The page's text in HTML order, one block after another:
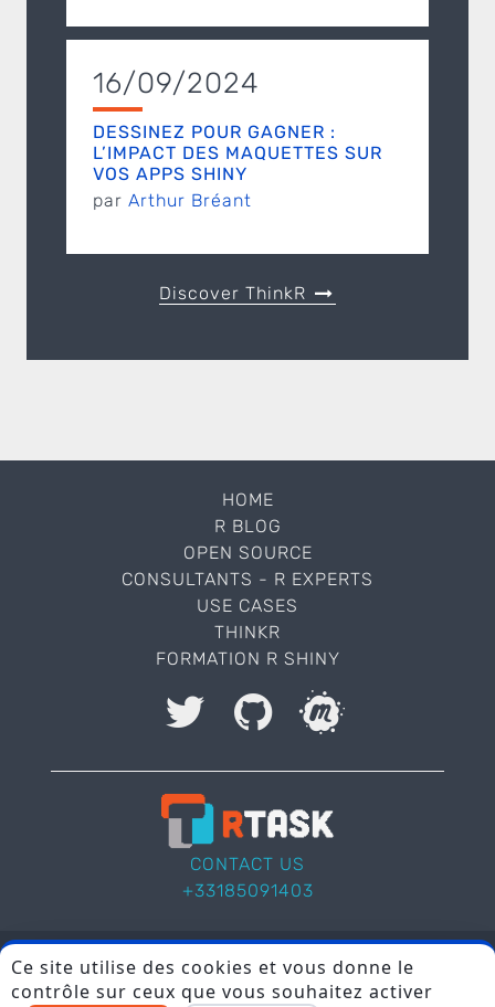
16/09/2024
DESSINEZ POUR GAGNER :
L’IMPACT DES MAQUETTES SUR
VOS APPS SHINY
par Arthur Bréant
Discover ThinkR
HOME
R BLOG
OPEN SOURCE
CONSULTANTS - R EXPERTS
USE CASES
THINKR
FORMATION R SHINY
CONTACT US
+33185091403
© Rtask 2026 | Legal Notice
I accept to be contacted back by the storage and
processing of my data.
Veuillez laisser ce champ vide.
Ce site utilise des cookies et vous donne le
contrôle sur ceux que vous souhaitez activer